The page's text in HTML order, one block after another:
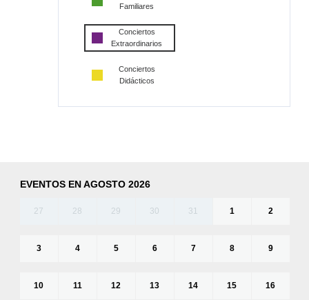
Familiares
Conciertos
Extraordinarios
Conciertos
Didácticos
EVENTOS EN AGOSTO 2026
27 28 29 30 31 1 2
3 4 5 6 7 8 9
10 11 12 13 14 15 16